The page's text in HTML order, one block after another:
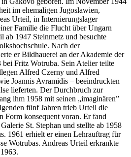
im ehemaligen Jugoslawien,
Urteil, in Internierungslager
Familie die Flucht über Ungarn
ab 1947 Steinmetz und besuchte
Nach der
er Bildhauerei an der Akademie der
bei Fritz Wotruba. Sein Atelier teilte
Alfred Czerny und Alfred
Joannis Avramidis – beeindruckten
lieferten. Der Durchbruch zur
ihm 1958 mit seinen „imaginären”
fünf Jahren trieb Urteil die
Form konsequent voran. Er fand
St. Stephan und stellte ab 1958
1961 erhielt er einen Lehrauftrag für
Wotrubas. Andreas Urteil erkrankte